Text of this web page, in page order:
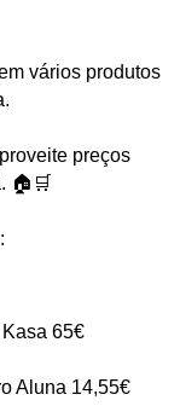
vários produtos
preços
🏠🛒
65€
Aluna 14,55€